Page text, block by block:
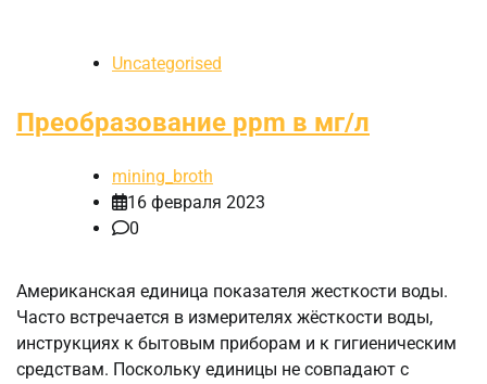
Uncategorised
Преобразование ppm в мг/л
mining_broth
16 февраля 2023
0
Американская единица показателя жесткости воды.
Часто встречается в измерителях жёсткости воды,
инструкциях к бытовым приборам и к гигиеническим
средствам. Поскольку единицы не совпадают с